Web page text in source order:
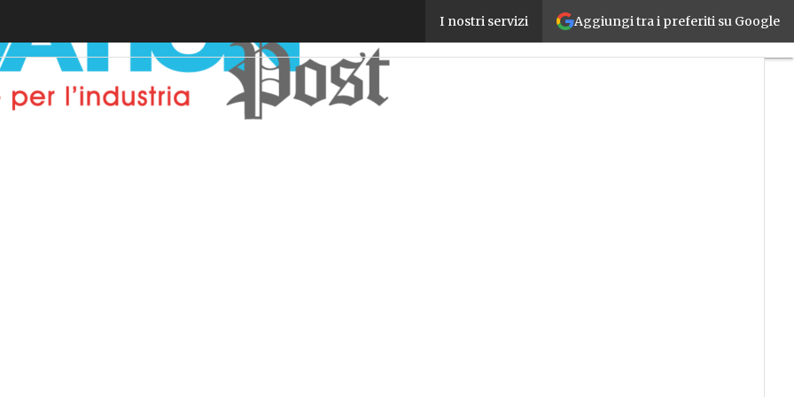
Aggiungi tra i preferiti su Google
I nostri servizi
Electrolux nella fabbrica di Treviso, un’opera di